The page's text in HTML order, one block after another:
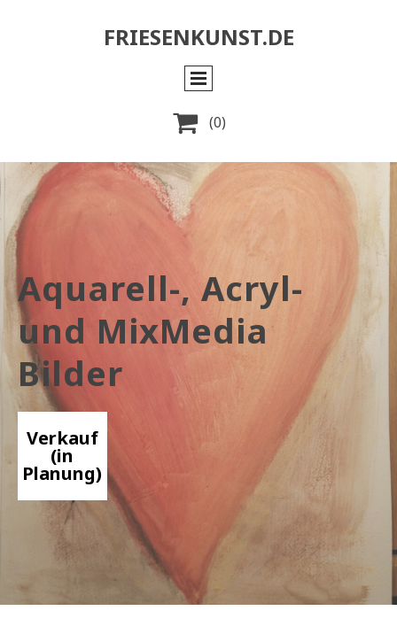
FRIESENKUNST.DE
 (0)
Aquarell-, Acryl-
und MixMedia
Bilder
Verkauf
(in
Planung)